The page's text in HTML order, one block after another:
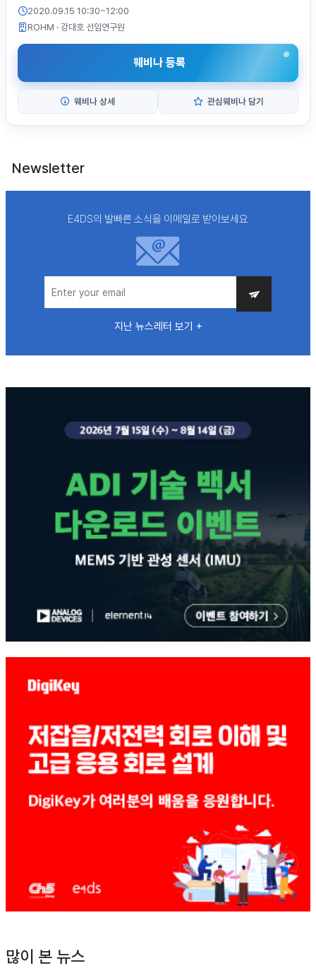
2020.09.15 10:30~12:00
ROHM · 강대호 선임연구원
웨비나 등록
웨비나 상세 관심웨비나 담기
Newsletter
E4DS의 발빠른 소식을 이메일로 받아보세요
지난 뉴스레터 보기 +
많이 본 뉴스